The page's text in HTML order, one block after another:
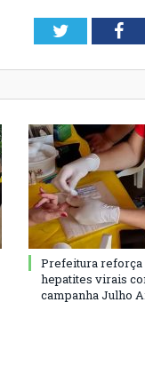
Twitter
Prefeitura reforça
hepatites virais
campanha Julho